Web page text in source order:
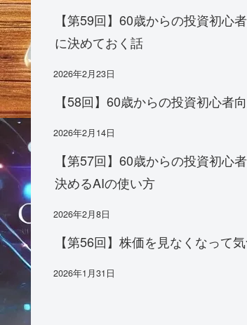
【第59回】60歳からの投資初
に決めておく話
2026年2月23日
【58回】60歳からの投資初心
2026年2月14日
【第57回】60歳からの投資初心
決めるAIの使い方
2026年2月8日
【第56回】株価を見なくなって
2026年1月31日